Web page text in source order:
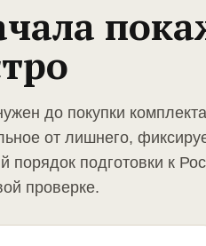
до покупки
от лишнего,
порядок подготовки к
проверке.